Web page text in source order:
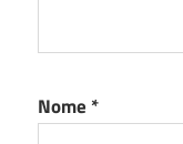
Nome *